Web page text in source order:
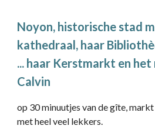
Noyon, historische stad
kathedraal, haar
... haar Kerstmarkt en het
Calvin
op 30 minuutjes van de gîte,
met heel veel lekkers.